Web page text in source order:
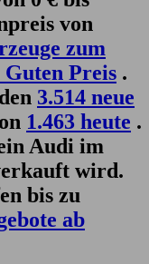
von
zum
Guten Preis .
3.514 neue
1.463 heute .
Audi im
wird.
bis zu
ab